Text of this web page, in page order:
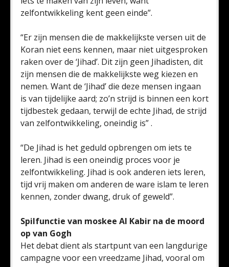
zelfontwikkeling kent geen einde”.
“Er zijn mensen die de makkelijkste versen uit de
Koran niet eens kennen, maar niet uitgesproken
raken over de ‘Jihad’. Dit zijn geen Jihadisten, dit
zijn mensen die de makkelijkste weg kiezen en
nemen. Want de ‘Jihad’ die deze mensen ingaan
is van tijdelijke aard; zo’n strijd is binnen een kort
tijdbestek gedaan, terwijl de echte Jihad, de strijd
van zelfontwikkeling, oneindig is” .
“De Jihad is het geduld opbrengen om iets te
leren. Jihad is een oneindig proces voor je
zelfontwikkeling. Jihad is ook anderen iets leren,
tijd vrij maken om anderen de ware islam te leren
kennen, zonder dwang, druk of geweld”.
Spilfunctie van moskee Al Kabir na de moord
op van Gogh
Het debat dient als startpunt van een langdurige
campagne voor een vreedzame Jihad, vooral om